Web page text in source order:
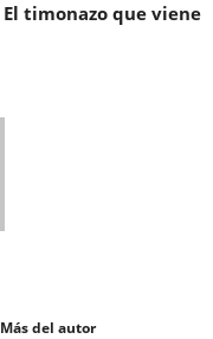
El timonazo que viene
Más del autor